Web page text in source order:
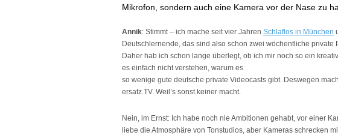
Mikrofon, sondern auch eine Kamera vor der Nase zu
Annik: Stimmt – ich mache seit vier Jahren Schlaflos in München
Deutschlernende, das sind also schon zwei wöchentliche private
Daher hab ich schon lange überlegt, ob ich mir noch so ein
es einfach nicht verstehen, warum es
so wenige gute deutsche private Videocasts gibt. Deswegen
ersatz.TV. Weil’s sonst keiner macht.
Nein, im Ernst: Ich habe noch nie Ambitionen gehabt, vor einer
liebe die Atmosphäre von Tonstudios, aber Kameras schrecken